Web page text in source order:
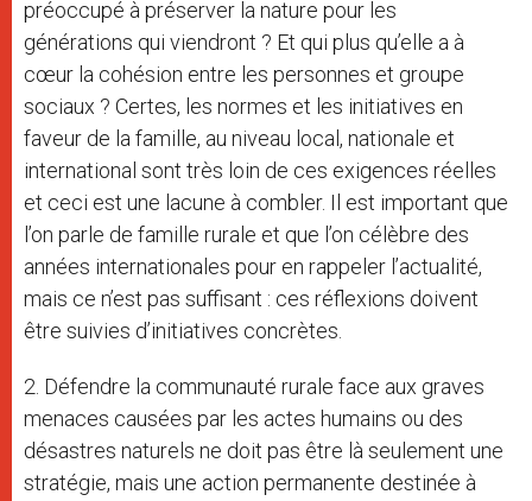
préoccupé à préserver la nature pour les
générations qui viendront ? Et qui plus qu’elle a à
cœur la cohésion entre les personnes et groupe
sociaux ? Certes, les normes et les initiatives en
faveur de la famille, au niveau local, nationale et
international sont très loin de ces exigences réelles
et ceci est une lacune à combler. Il est important que
l’on parle de famille rurale et que l’on célèbre des
années internationales pour en rappeler l’actualité,
mais ce n’est pas suffisant : ces réflexions doivent
être suivies d’initiatives concrètes.
2. Défendre la communauté rurale face aux graves
menaces causées par les actes humains ou des
désastres naturels ne doit pas être là seulement une
stratégie, mais une action permanente destinée à